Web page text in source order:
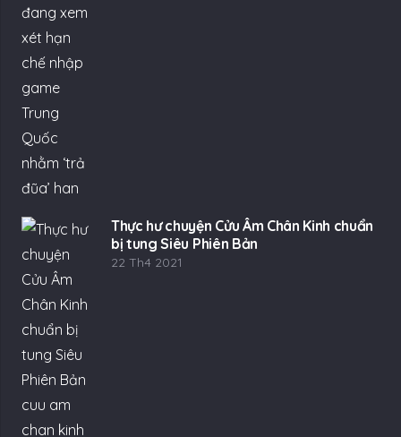
Thực hư chuyện Cửu Âm Chân Kinh chuẩn
bị tung Siêu Phiên Bản
22 Th4 2021